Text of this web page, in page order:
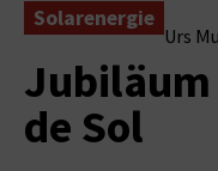
Solarenergie
Urs
Jubiläum
de Sol